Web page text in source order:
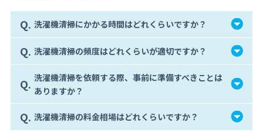
Q. 洗濯機清掃にかかる時間はどれくらいですか？
Q. 洗濯機清掃の頻度はどれくらいが適切ですか？
Q. 洗濯機清掃を依頼する際、事前に準備すべきことは
ありますか？
Q. 洗濯機清掃の料金相場はどれくらいですか？